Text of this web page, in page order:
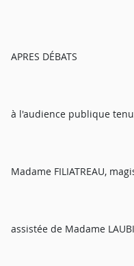
APRES DÉBATS
à l'audience publique
Madame FILIATREAU,
assistée de Madame